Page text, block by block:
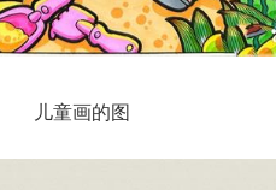
儿童画的图